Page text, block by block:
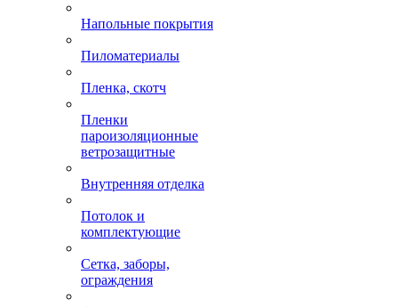
Напольные покрытия
Пиломатериалы
Пленка, скотч
Пленки
пароизоляционные
ветрозащитные
Внутренняя отделка
Потолок и
комплектующие
Сетка, заборы,
ограждения